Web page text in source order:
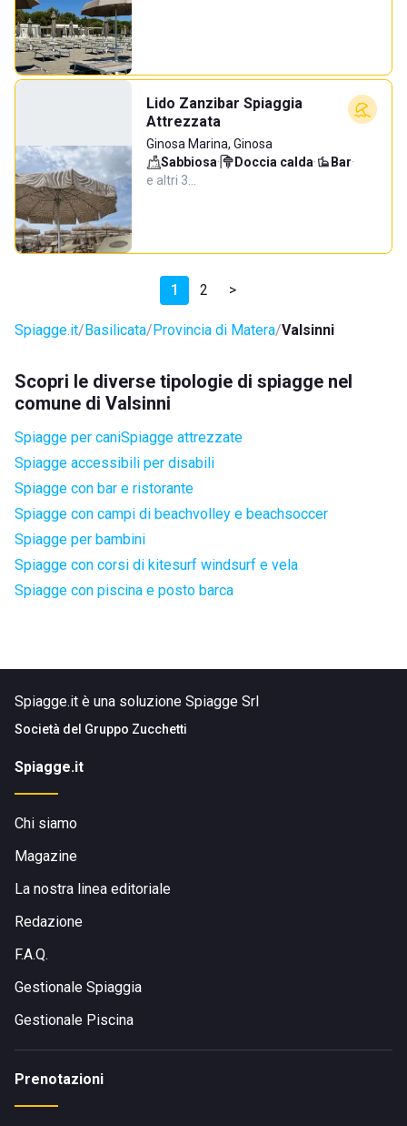
Lido Zanzibar Spiaggia
Attrezzata
Ginosa Marina, Ginosa
Sabbiosa· Doccia calda· Bar·
e altri 3…
1 2 >
Spiagge.it Basilicata Provincia di Matera Valsinni
Scopri le diverse tipologie di spiagge nel
comune di Valsinni
Spiagge per caniSpiagge attrezzate
Spiagge accessibili per disabili
Spiagge con bar e ristorante
Spiagge con campi di beachvolley e beachsoccer
Spiagge per bambini
Spiagge con corsi di kitesurf windsurf e vela
Spiagge con piscina e posto barca
Spiagge.it è una soluzione Spiagge Srl
Società del Gruppo Zucchetti
Spiagge.it
Chi siamo
Magazine
La nostra linea editoriale
Redazione
F.A.Q.
Gestionale Spiaggia
Gestionale Piscina
Prenotazioni